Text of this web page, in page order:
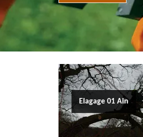
Elagage 01 Ain